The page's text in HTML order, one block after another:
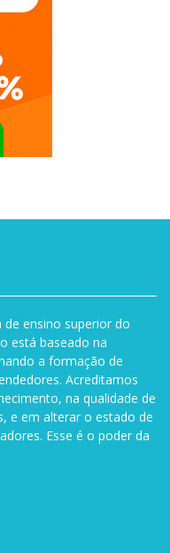
de ensino superior do
está baseado na
a formação de
Acreditamos
na qualidade de
e em alterar o estado de
Esse é o poder da